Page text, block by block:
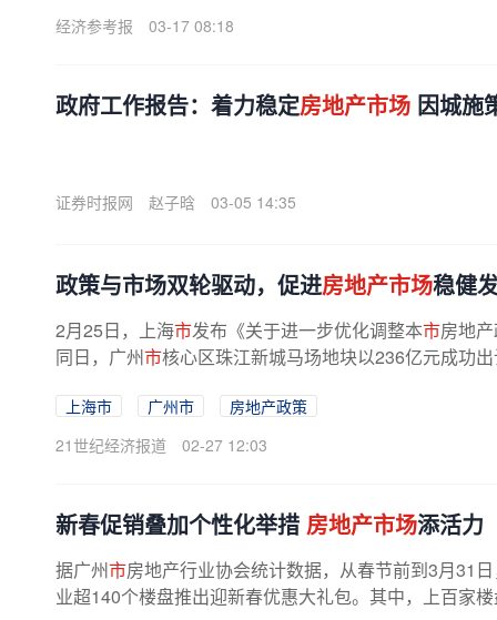
经济参考报 03-17 08:18
政府工作报告：着力稳定房地产市场 因城施
证券时报网 赵子晗 03-05 14:35
政策与市场双轮驱动，促进房地产市场稳健
2月25日，上海市发布《关于进一步优化调整本市房地
同日，广州市核心区珠江新城马场地块以236亿元成功
上海市 广州市
房地产政策
21世纪经济报道
02-27 12:03
新春促销叠加个性化举措 房地产市场添活力
据广州市房地产行业协会统计数据，从春节前到3月31
业超140个楼盘推出迎新春优惠大礼包。其中，上百家